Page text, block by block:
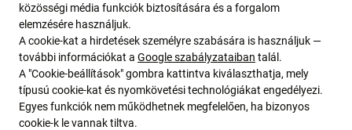
közösségi média funkciók biztosítására és a forgalom
elemzésére használjuk.
A cookie-kat a hirdetések személyre szabására is használjuk —
további információkat a Google szabályzataiban talál.
A "Cookie-beállítások" gombra kattintva kiválaszthatja, mely
típusú cookie-kat és nyomkövetési technológiákat engedélyezi.
Egyes funkciók nem működhetnek megfelelően, ha bizonyos
cookie-k le vannak tiltva.